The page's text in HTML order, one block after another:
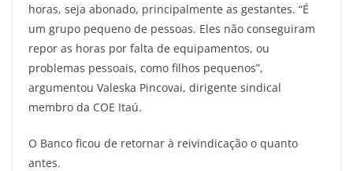
horas, seja abonado, principalmente as gestantes. “É
um grupo pequeno de pessoas. Eles não conseguiram
repor as horas por falta de equipamentos, ou
problemas pessoais, como filhos pequenos”,
argumentou Valeska Pincovai, dirigente sindical
membro da COE Itaú.
O Banco ficou de retornar à reivindicação o quanto
antes.